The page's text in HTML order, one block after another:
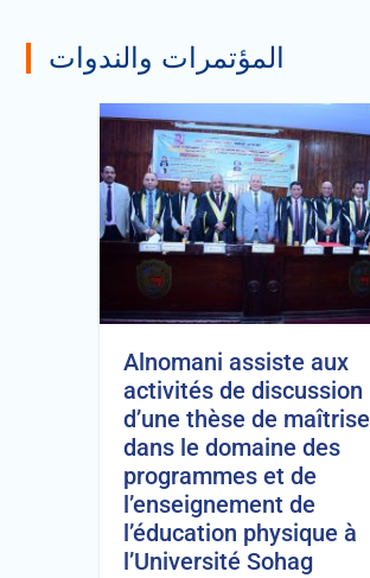
المؤتمرات والندوات
Alnomani assiste aux
activités de discussion
d’une thèse de maîtrise
dans le domaine des
programmes et de
l’enseignement de
l’éducation physique à
l’Université Sohag